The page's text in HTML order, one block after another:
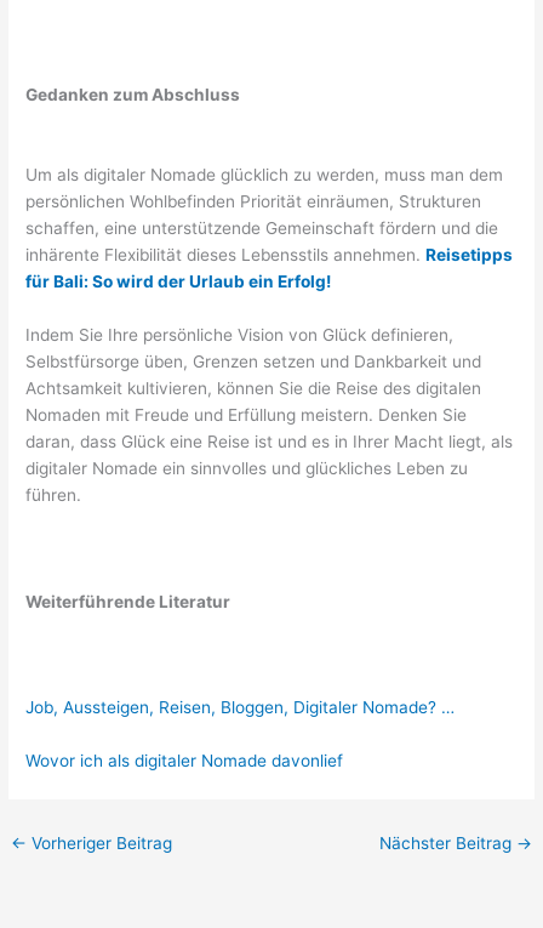
Gedanken zum Abschluss
Um als digitaler Nomade glücklich zu werden, muss man dem
persönlichen Wohlbefinden Priorität einräumen, Strukturen
schaffen, eine unterstützende Gemeinschaft fördern und die
inhärente Flexibilität dieses Lebensstils annehmen.Reisetipps
für Bali: So wird der Urlaub ein Erfolg!
Indem Sie Ihre persönliche Vision von Glück definieren,
Selbstfürsorge üben, Grenzen setzen und Dankbarkeit und
Achtsamkeit kultivieren, können Sie die Reise des digitalen
Nomaden mit Freude und Erfüllung meistern. Denken Sie
daran, dass Glück eine Reise ist und es in Ihrer Macht liegt, als
digitaler Nomade ein sinnvolles und glückliches Leben zu
führen.
Weiterführende Literatur
Job, Aussteigen, Reisen, Bloggen, Digitaler Nomade? …
Wovor ich als digitaler Nomade davonlief
← Vorheriger Beitrag Nächster Beitrag →